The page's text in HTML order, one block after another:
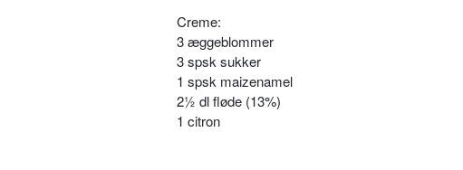
Creme:
3 æggeblommer
3 spsk sukker
1 spsk maizenamel
2½ dl fløde (13%)
1 citron